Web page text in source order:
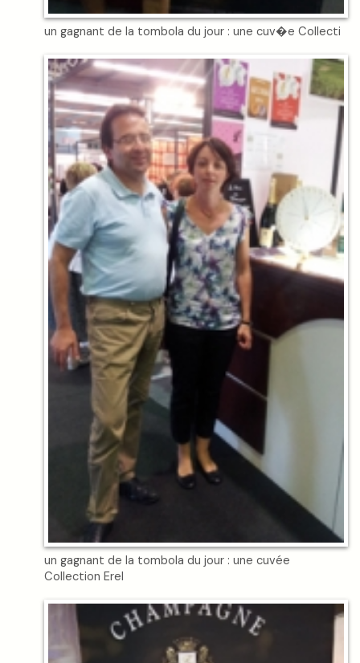
un gagnant de la tombola du jour : une cuv�e Collecti
un gagnant de la tombola du jour : une cuvée
Collection Erel